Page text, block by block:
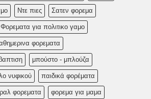
Ντε πιες Σατεν φορεμα
Φορεματα για πολιτικο γαμο
φορεματα
μπούστο - μπλούζα
νυφικού παιδικά φορέματα
φορεματα φορεμα για μαμα